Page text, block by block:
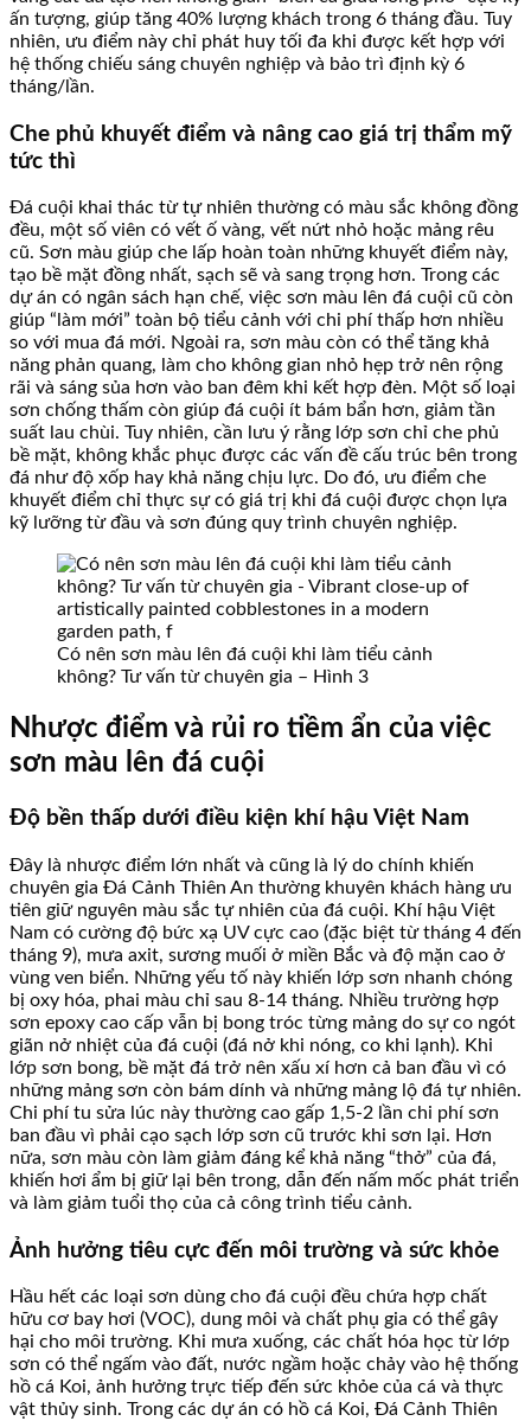
ấn tượng, giúp tăng 40% lượng khách trong 6 tháng đầu. Tuy
nhiên, ưu điểm này chỉ phát huy tối đa khi được kết hợp với
hệ thống chiếu sáng chuyên nghiệp và bảo trì định kỳ 6
tháng/lần.
Che phủ khuyết điểm và nâng cao giá trị thẩm mỹ
tức thì
Đá cuội khai thác từ tự nhiên thường có màu sắc không đồng
đều, một số viên có vết ố vàng, vết nứt nhỏ hoặc mảng rêu
cũ. Sơn màu giúp che lấp hoàn toàn những khuyết điểm này,
tạo bề mặt đồng nhất, sạch sẽ và sang trọng hơn. Trong các
dự án có ngân sách hạn chế, việc sơn màu lên đá cuội cũ còn
giúp “làm mới” toàn bộ tiểu cảnh với chi phí thấp hơn nhiều
so với mua đá mới. Ngoài ra, sơn màu còn có thể tăng khả
năng phản quang, làm cho không gian nhỏ hẹp trở nên rộng
rãi và sáng sủa hơn vào ban đêm khi kết hợp đèn. Một số loại
sơn chống thấm còn giúp đá cuội ít bám bẩn hơn, giảm tần
suất lau chùi. Tuy nhiên, cần lưu ý rằng lớp sơn chỉ che phủ
bề mặt, không khắc phục được các vấn đề cấu trúc bên trong
đá như độ xốp hay khả năng chịu lực. Do đó, ưu điểm che
khuyết điểm chỉ thực sự có giá trị khi đá cuội được chọn lựa
kỹ lưỡng từ đầu và sơn đúng quy trình chuyên nghiệp.
Có nên sơn màu lên đá cuội khi làm tiểu cảnh
không? Tư vấn từ chuyên gia – Hình 3
Nhược điểm và rủi ro tiềm ẩn của việc
sơn màu lên đá cuội
Độ bền thấp dưới điều kiện khí hậu Việt Nam
Đây là nhược điểm lớn nhất và cũng là lý do chính khiến
chuyên gia Đá Cảnh Thiên An thường khuyên khách hàng ưu
tiên giữ nguyên màu sắc tự nhiên của đá cuội. Khí hậu Việt
Nam có cường độ bức xạ UV cực cao (đặc biệt từ tháng 4 đến
tháng 9), mưa axit, sương muối ở miền Bắc và độ mặn cao ở
vùng ven biển. Những yếu tố này khiến lớp sơn nhanh chóng
bị oxy hóa, phai màu chỉ sau 8-14 tháng. Nhiều trường hợp
sơn epoxy cao cấp vẫn bị bong tróc từng mảng do sự co ngót
giãn nở nhiệt của đá cuội (đá nở khi nóng, co khi lạnh). Khi
lớp sơn bong, bề mặt đá trở nên xấu xí hơn cả ban đầu vì có
những mảng sơn còn bám dính và những mảng lộ đá tự nhiên.
Chi phí tu sửa lúc này thường cao gấp 1,5-2 lần chi phí sơn
ban đầu vì phải cạo sạch lớp sơn cũ trước khi sơn lại. Hơn
nữa, sơn màu còn làm giảm đáng kể khả năng “thở” của đá,
khiến hơi ẩm bị giữ lại bên trong, dẫn đến nấm mốc phát triển
và làm giảm tuổi thọ của cả công trình tiểu cảnh.
Ảnh hưởng tiêu cực đến môi trường và sức khỏe
Hầu hết các loại sơn dùng cho đá cuội đều chứa hợp chất
hữu cơ bay hơi (VOC), dung môi và chất phụ gia có thể gây
hại cho môi trường. Khi mưa xuống, các chất hóa học từ lớp
sơn có thể ngấm vào đất, nước ngầm hoặc chảy vào hệ thống
hồ cá Koi, ảnh hưởng trực tiếp đến sức khỏe của cá và thực
vật thủy sinh. Trong các dự án có hồ cá Koi, Đá Cảnh Thiên